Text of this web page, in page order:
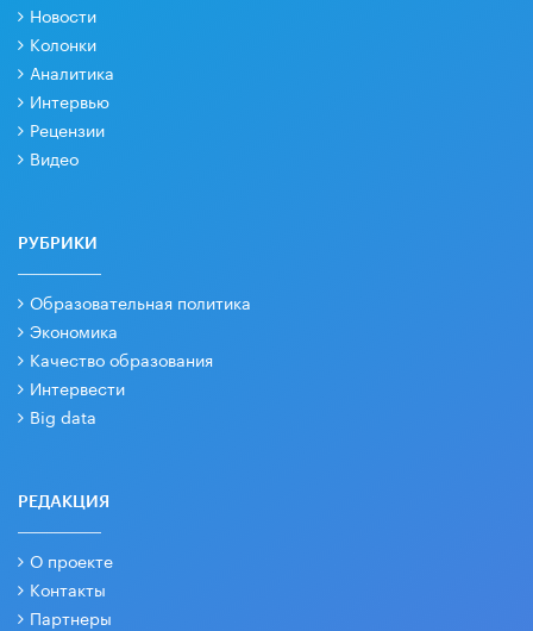
Новости
Колонки
Аналитика
Интервью
Рецензии
Видео
РУБРИКИ
Образовательная политика
Экономика
Качество образования
Интервести
Big data
РЕДАКЦИЯ
О проекте
Контакты
Партнеры